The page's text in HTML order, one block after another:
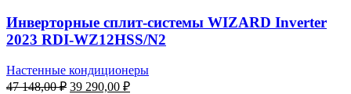
Инверторные сплит-системы WIZARD Inverter
2023 RDI-WZ12HSS/N2
Настенные кондиционеры
47 148,00₽ Первоначальная
39 290,00 ₽Текущая